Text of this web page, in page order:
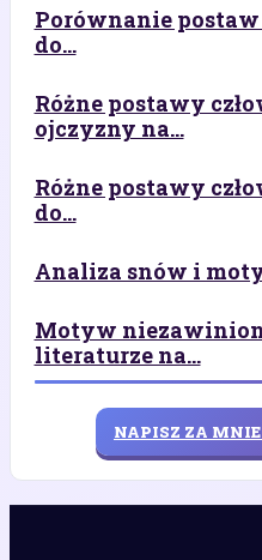
Porównanie
do...
Różne postawy
ojczyzny na...
Różne postawy
do...
Analiza snów i
Motyw
literaturze na...
NAPISZ ZA